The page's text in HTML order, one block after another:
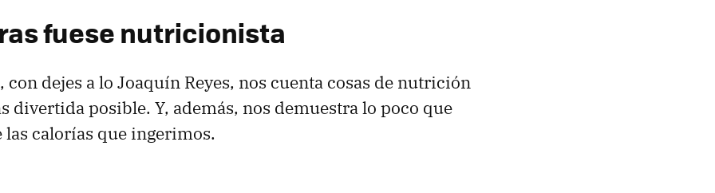
fuese nutricionista
, con dejes a lo Joaquín Reyes, nos cuenta cosas de nutrición
divertida posible. Y, además, nos demuestra lo poco que
las calorías que ingerimos.